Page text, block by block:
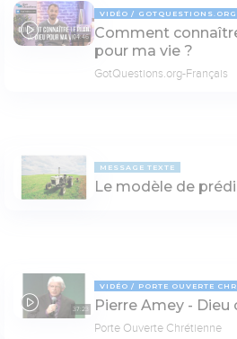
04:46
VIDÉO
Comment
pour ma vie ?
GotQuestions.org-Français
MESSAGE TEXTE
Le modèle de
37:23
VIDÉO PORTE OUVERTE
Pierre Amey -
Porte Ouverte Chrétienne